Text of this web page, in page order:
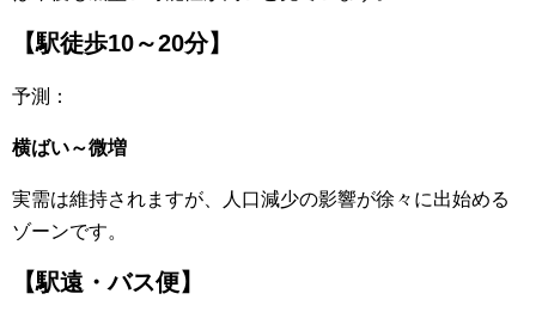
【駅徒歩10～20分】
予測：
横ばい～微増
実需は維持されますが、人口減少の影響が徐々に出始める
ゾーンです。
【駅遠・バス便】